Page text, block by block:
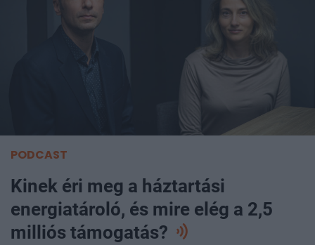
PODCAST
Kinek éri meg a háztartási
energiatároló, és mire elég a 2,5
milliós támogatás?